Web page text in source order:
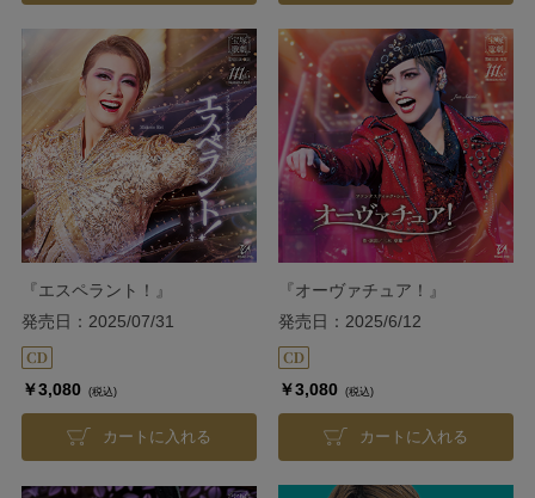
『エスペラント！』
発売日：2025/07/31
￥3,080 (税込)
カートに入れる
『オーヴァチュア！』
発売日：2025/6/12
￥3,080 (税込)
カートに入れる